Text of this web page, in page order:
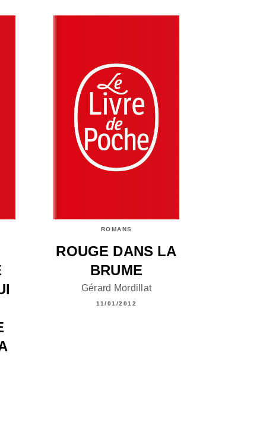
ROMANS
ROUGE DANS LA
BRUME
Gérard Mordillat
11/01/2012